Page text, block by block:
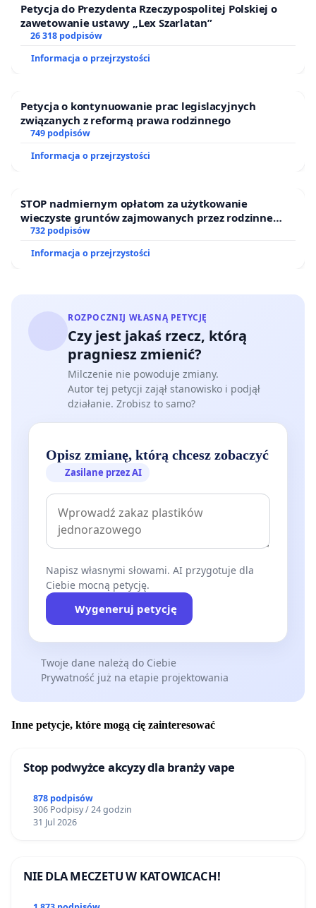
Petycja do Prezydenta Rzeczypospolitej Polskiej o
zawetowanie ustawy „Lex Szarlatan”
26 318 podpisów
Informacja o przejrzystości
Petycja o kontynuowanie prac legislacyjnych
związanych z reformą prawa rodzinnego
749 podpisów
Informacja o przejrzystości
STOP nadmiernym opłatom za użytkowanie
wieczyste gruntów zajmowanych przez rodzinne
ogrody działkowe.
732 podpisów
Informacja o przejrzystości
ROZPOCZNIJ WŁASNĄ PETYCJĘ
Czy jest jakaś rzecz, którą
pragniesz zmienić?
Milczenie nie powoduje zmiany.
Autor tej petycji zajął stanowisko i podjął
działanie. Zrobisz to samo?
Opisz zmianę, którą chcesz zobaczyć
Zasilane przez AI
Napisz własnymi słowami. AI przygotuje dla
Ciebie mocną petycję.
Wygeneruj petycję
Twoje dane należą do Ciebie
Prywatność już na etapie projektowania
Inne petycje, które mogą cię zainteresować
Stop podwyżce akcyzy dla branży vape
878 podpisów
306 Podpisy / 24 godzin
31 Jul 2026
NIE DLA MECZETU W KATOWICACH!